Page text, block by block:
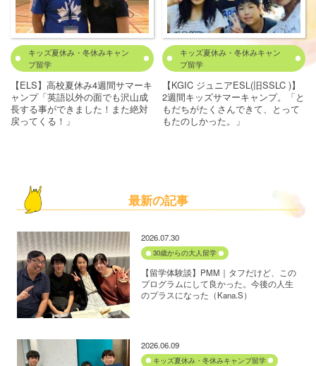
キッズ夏休み・冬休みキャン
プ留学
【ELS】高校夏休み4週間サマーキ
ャンプ「英語以外の面でも沢山成
長する事ができました！また絶対
戻ってくる！」
キッズ夏休み・冬休みキャン
プ留学
【KGIC ジュニアESL(旧SSLC )】
2週間キッズサマーキャンプ。「と
もだちがたくさんできて、とって
もたのしかった。」
最新の記事
2026.07.30
30歳からの大人留学
【留学体験談】PMM｜タフだけど、この
プログラムにして良かった。今後の人生
のプラスになった（Kana.S）
2026.06.09
キッズ夏休み・冬休みキャンプ留学